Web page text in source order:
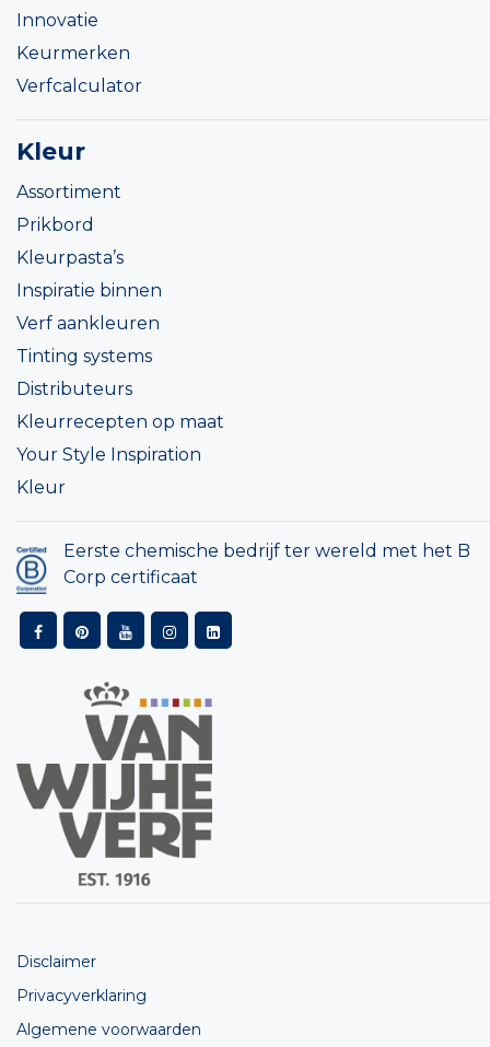
Innovatie
Keurmerken
Verfcalculator
Kleur
Assortiment
Prikbord
Kleurpasta’s
Inspiratie binnen
Verf aankleuren
Tinting systems
Distributeurs
Kleurrecepten op maat
Your Style Inspiration
Kleur
Eerste chemische bedrijf ter wereld met het B
Corp certificaat
Disclaimer
Privacyverklaring
Algemene voorwaarden